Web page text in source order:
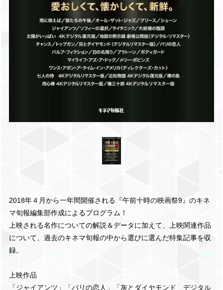
2018年４月から一年間開催される『午前十時の映画祭9』のキネ
マ旬報編集部作成によるプログラム！
上映される名作についての解説＆データに加えて、上映関連作品
について、過去のキネマ旬報の中から選びに選んだ特集記事を収
録。
上映作品
「ジャイアンツ」「パリの恋人」「灰とダイヤモンド デジタル